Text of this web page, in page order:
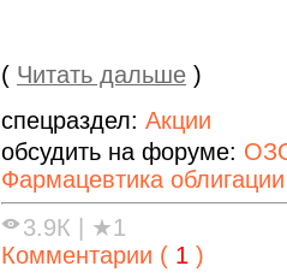
( Читать дальше )
спецраздел: Акции
обсудить на форуме:
Фармацевтика облигации
3.9К | ★1
Комментарии ( 1 )